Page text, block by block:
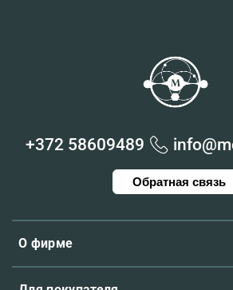
О фирме
+372 58609489
Обратная связь